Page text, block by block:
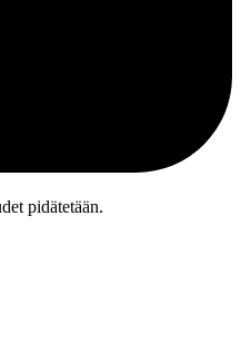
pidätetään.